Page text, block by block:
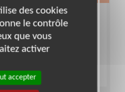
des cookies
le contrôle
que vous
activer
accepter